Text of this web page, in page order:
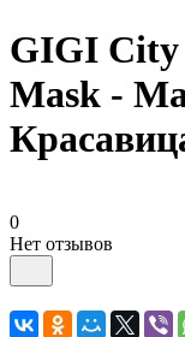
GIGI City
Mask -
0
Нет отзывов